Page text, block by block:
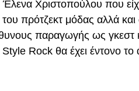
Χριστοπούλου που
πρότζεκτ μόδας αλλά και
παραγωγής ως γκεστ
Rock θα έχει έντονο